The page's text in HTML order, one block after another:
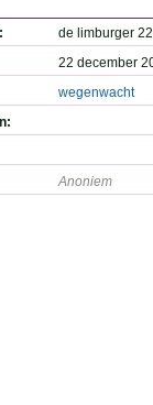
de limburger
22 december
wegenwacht
Anoniem